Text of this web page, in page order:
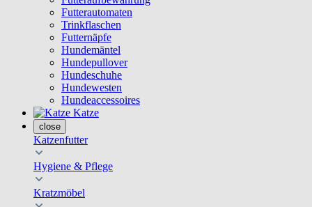
Futterautomaten
Trinkflaschen
Futternäpfe
Hundemäntel
Hundepullover
Hundeschuhe
Hundewesten
Hundeaccessoires
Katze
close
Katzenfutter
Hygiene & Pflege
Kratzmöbel